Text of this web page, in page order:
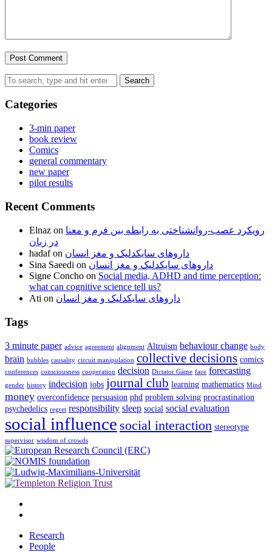
Search
Categories
3-min paper
book review
Comics
general commentary
new paper
pilot results
Recent Comments
Elnaz on رویکرد عصب-روانشناختی به رابطه بین فرم و معنا
در زبان
hadafon داروهای سایکدلیک و مغز انسان
Sina Saeedi on داروهای سایکدلیک و مغز انسان
Signe Concho on Social media, ADHD and time perception:
what can cognitive science tell us?
Ati on داروهای سایکدلیک و مغز انسان
Tags
3 minute paper advice agreement alignment Altruism behaviour change body
brain bubbles causality circuit manipulation collective decisions comics
conferences consciousness cooperation decision Dictator Game face forecasting
gender history indecision jobs journal club learning mathematics Mind
money overconfidence persuasion phd problem solving procrastination
psychedelics regret responsibility sleep social social evaluation
social influence social interaction stereotype
supervisor wisdom of crowds
Research
People